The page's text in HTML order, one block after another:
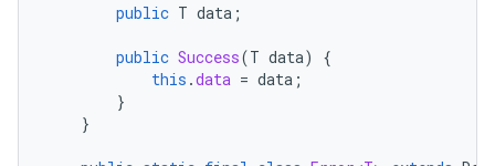
public T data ;
public Success(T data)
{
this .data = data ;
}
}